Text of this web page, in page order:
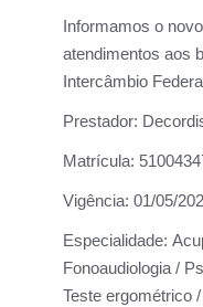
Informamos o
atendimentos aos
Intercâmbio
Prestador:
Matrícula:
Vigência: 01/05/
Especialidade:
Fonoaudiologia /
Teste ergométrico